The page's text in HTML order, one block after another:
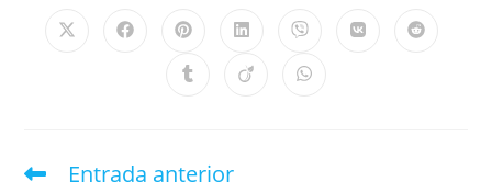
Entrada anterior